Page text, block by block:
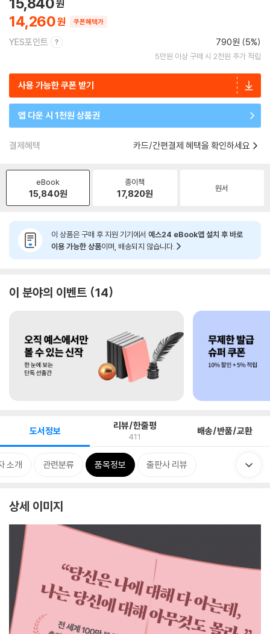
14,260 쿠폰혜택가
YES포인트 790원 (5%)
5만원 이상 구매 시 2천원 추가 적립
사용 가능한 쿠폰 받기
앱 다운 시 1천원 상품권
결제혜택 카드/간편결제 혜택을 확인하세요
eBook
15,840원
종이책
17,820원 원서
이 상품은 구매 후 지원 기기에서 예스24 eBook앱 설치 후 바로
이용 가능한 상품이며, 배송되지 않습니다.
이 분야의 이벤트 14
도서정보 리뷰/한줄평
411 배송/반품/교환
소개 관련분류 품목정보 출판사 리뷰
상세 이미지